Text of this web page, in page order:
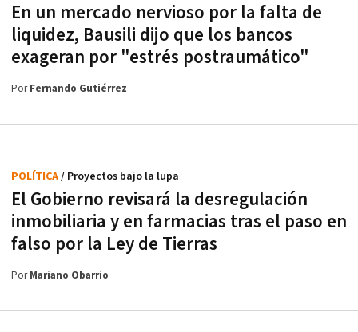
En un mercado nervioso por la falta de
liquidez, Bausili dijo que los bancos
exageran por "estrés postraumático"
PorFernando Gutiérrez
El Gobierno revisará la desregulación
inmobiliaria y en farmacias tras el paso en
falso por la Ley de Tierras
POLÍTICA/ Proyectos bajo la lupa
PorMariano Obarrio